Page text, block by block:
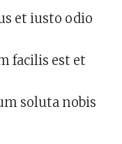
et iusto odio
facilis est et
soluta nobis